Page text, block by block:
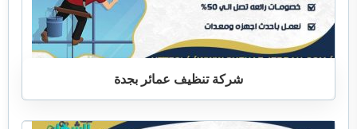
شركة تنظيف عمائر بجدة